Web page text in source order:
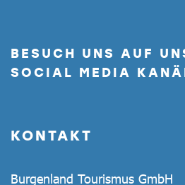
BESUCH UNS AUF
SOCIAL MEDIA
KONTAKT
Burgenland Tourismus GmbH